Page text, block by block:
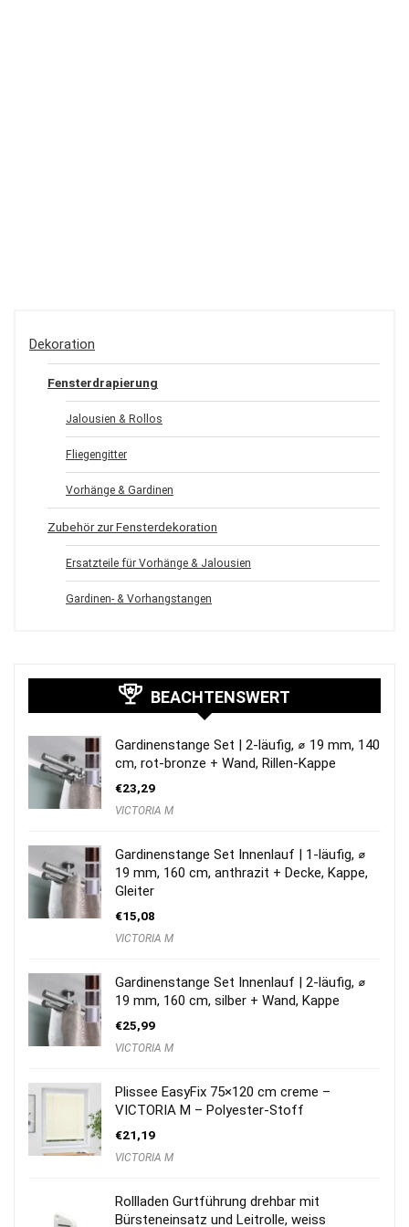
Dekoration
Fensterdrapierung
Jalousien & Rollos
Fliegengitter
Vorhänge & Gardinen
Zubehör zur Fensterdekoration
Ersatzteile für Vorhänge & Jalousien
Gardinen- & Vorhangstangen
BEACHTENSWERT
Gardinenstange Set | 2-läufig, ⌀ 19 mm, 140
cm, rot-bronze + Wand, Rillen-Kappe
€23,29
VICTORIA M
Gardinenstange Set Innenlauf | 1-läufig, ⌀
19 mm, 160 cm, anthrazit + Decke, Kappe,
Gleiter
€15,08
VICTORIA M
Gardinenstange Set Innenlauf | 2-läufig, ⌀
19 mm, 160 cm, silber + Wand, Kappe
€25,99
VICTORIA M
Plissee EasyFix 75×120 cm creme –
VICTORIA M – Polyester-Stoff
€21,19
VICTORIA M
Rollladen Gurtführung drehbar mit
Bürsteneinsatz und Leitrolle, weiss